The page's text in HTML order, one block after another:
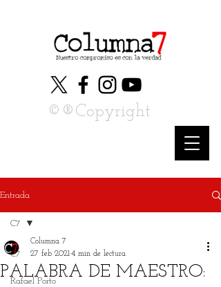
©®Copyright
Entrada
C7
Rafael Porto
C7
PALABRA DE MAESTRO:
Columna 7
27 feb 20214 min de lectura